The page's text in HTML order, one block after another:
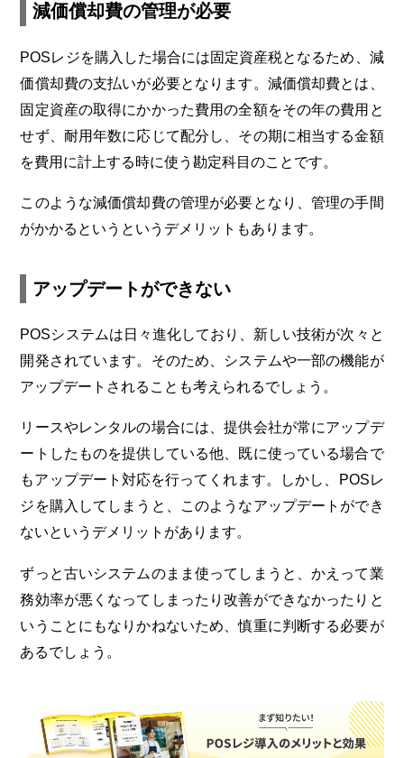
減価償却費の管理が必要
POSレジを購入した場合には固定資産税となるため、減
価償却費の支払いが必要となります。減価償却費とは、
固定資産の取得にかかった費用の全額をその年の費用と
せず、耐用年数に応じて配分し、その期に相当する金額
を費用に計上する時に使う勘定科目のことです。
このような減価償却費の管理が必要となり、管理の手間
がかかるというというデメリットもあります。
アップデートができない
POSシステムは日々進化しており、新しい技術が次々と
開発されています。そのため、システムや一部の機能が
アップデートされることも考えられるでしょう。
リースやレンタルの場合には、提供会社が常にアップデ
ートしたものを提供している他、既に使っている場合で
もアップデート対応を行ってくれます。しかし、POSレ
ジを購入してしまうと、このようなアップデートができ
ないというデメリットがあります。
ずっと古いシステムのまま使ってしまうと、かえって業
務効率が悪くなってしまったり改善ができなかったりと
いうことにもなりかねないため、慎重に判断する必要が
あるでしょう。